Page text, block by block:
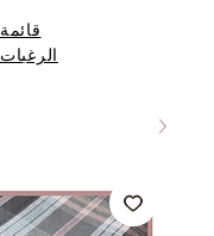
قائمة
الرغبات